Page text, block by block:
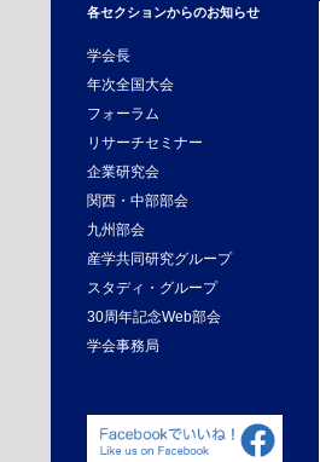
The Japanese Association of
各セクションからのお知らせ
学会長
年次全国大会
フォーラム
リサーチセミナー
企業研究会
関西・中部部会
九州部会
産学共同研究グループ
スタディ・グループ
30周年記念Web部会
学会事務局